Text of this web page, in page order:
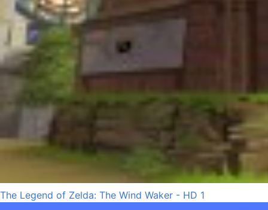
The Legend of Zelda: The Wind Waker - HD 1